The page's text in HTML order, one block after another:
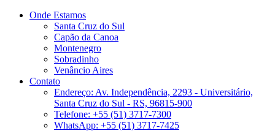
Onde Estamos
Santa Cruz do Sul
Capão da Canoa
Montenegro
Sobradinho
Venâncio Aires
Contato
Endereço: Av. Independência, 2293 - Universitário,
Santa Cruz do Sul - RS, 96815-900
Telefone: +55 (51) 3717-7300
WhatsApp: +55 (51) 3717-7425